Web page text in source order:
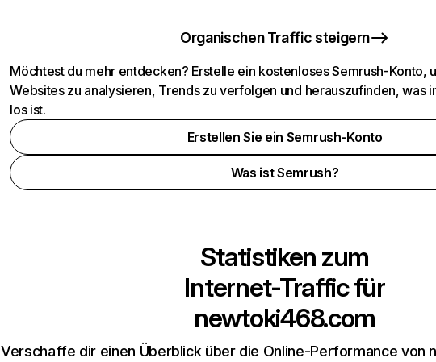
Organischen Traffic steigern
Möchtest du mehr entdecken? Erstelle ein kostenloses Semrush-Konto,
Websites zu analysieren, Trends zu verfolgen und herauszufinden, was
los ist.
Erstellen Sie ein Semrush-Konto
Was ist Semrush?
Statistiken zum
Internet-Traffic für
newtoki468.com
Verschaffe dir einen Überblick über die Online-Performance von